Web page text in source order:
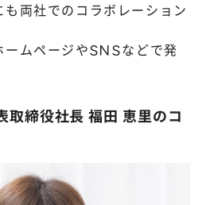
両社でのコラボレーション
ームページやSNSなどで発
取締役社長 福田 恵里のコ